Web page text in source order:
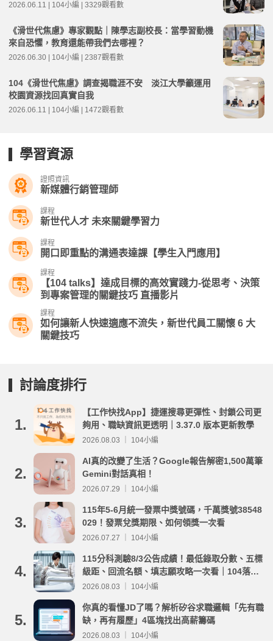
2026.06.11 | 104小編 | 3329觀看數
《滑世代焦慮》專家觀點｜陳學志副校長：當學習動機
來自恐懼，教育還能帶我們去哪裡？
2026.06.30 | 104小編 | 2387觀看數
104《滑世代焦慮》調查揭職涯不安 淡江大學籲運用
校園資源找回真實自我
2026.06.11 | 104小編 | 1472觀看數
學習資源
證照資訊
新媒體行銷管理師
課程
新世代人才 未來關鍵學習力
課程
開口即重點的溝通表達課【學生入門應用】
課程
【104 talks】達成目標的高效實踐力-從思考、決策
到專案管理的關鍵技巧 直播影片
課程
如何讓新人快速適應不流失，新世代員工關懷 6 大
關鍵技巧
討論度排行
1.
【工作快找App】捷運搜尋更彈性、封鎖公司更
夠用、職缺資訊更透明｜3.37.0 版本更新教學
2026.08.03 ｜ 104小編
2.
AI真的改變了生活？Google報告解密1,500萬筆
Gemini對話真相！
2026.07.29 ｜ 104小編
3.
115年5-6月統一發票中獎號碼，千萬獎號38548
029！發票兌獎期限、如何領獎一次看
2026.07.27 ｜ 104小編
4.
115分科測驗8/3公告成績！最低錄取分數、五標
級距、回流名額、填志願攻略一次看｜104落點
分析
2026.08.03 ｜ 104小編
5.
你真的看懂JD了嗎？解析矽谷求職邏輯「先有職
缺，再有履歷」4區塊找出高薪籌碼
2026.08.03 ｜ 104小編